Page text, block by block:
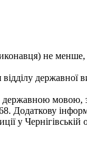
не
державної
державною мовою,
Додаткову
у Чернігівській